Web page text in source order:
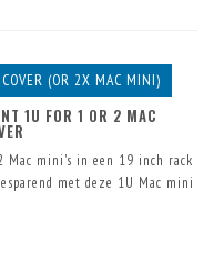
(OR 2X MAC MINI)
1U FOR 1 OR 2 MAC
Mac mini's in een 19 inch rack
met deze 1U Mac mini
in het front
kabel geleverd.